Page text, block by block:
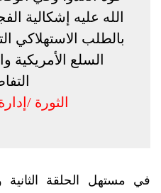
الله عليه إشكالية
بالطلب الاستهلاكي
السلع الأمريكية
الثورة /
في مستهل الحلقة الثانية